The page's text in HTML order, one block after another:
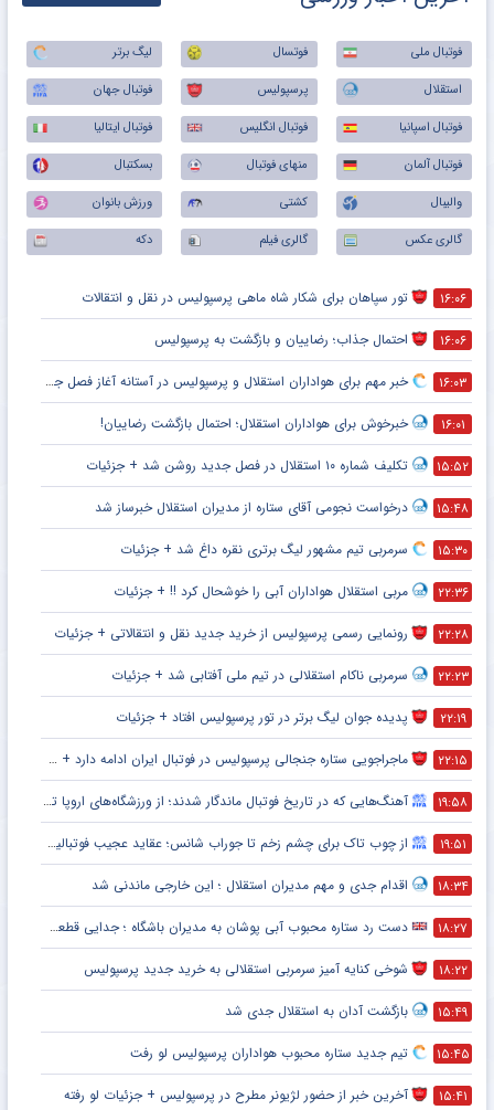
نتایج زنده
آخرین اخبار ورزشی
فوتبال ملی فوتسال
لیگ برتر
استقلال
پرسپولیس
فوتبال جهان
فوتبال اسپانیا
فوتبال انگلیس
فوتبال ایتالیا
فوتبال آلمان
منهای فوتبال
بسکتبال
والیبال
گالری عکس
گالری فیلم دکه
۱۶:۰۶ تور سپاهان برای شکار شاه ماهی پرسپولیس در نقل و انتقالات
۱۶:۰۶ احتمال جذاب؛ رضاییان و بازگشت به پرسپولیس
۱۶:۰۳ خبر مهم برای هواداران استقلال و پرسپولیس در آستانه آغاز فصل جدید
۱۶:۰۱ خبرخوش برای هواداران استقلال؛ احتمال بازگشت رضاییان!
۱۵:۵۲ تکلیف شماره ۱۰ استقلال در فصل جدید روشن شد + جزئیات